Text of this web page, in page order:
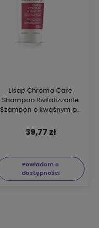
Lisap Chroma Care
Shampoo Rivitalizzante
Szampon o kwaśnym pH
39,77 zł
Powiadom o
dostępności